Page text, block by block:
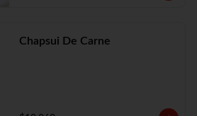
Chapsui De Carne